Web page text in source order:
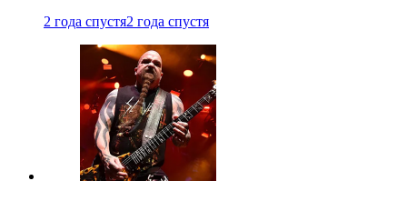
2 года спустя2 года спустя